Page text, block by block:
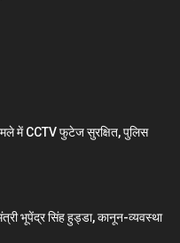
में CCTV फुटेज सुरक्षित, पुलिस
भूपेंद्र सिंह हुड्डा, कानून-व्यवस्था